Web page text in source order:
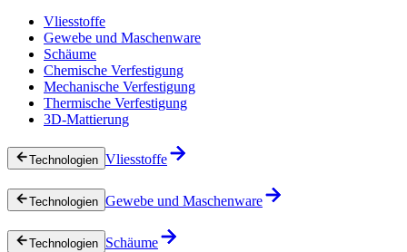
Vliesstoffe
Gewebe und Maschenware
Schäume
Chemische Verfestigung
Mechanische Verfestigung
Thermische Verfestigung
3D-Mattierung
Technologien Vliesstoffe
Technologien Gewebe und Maschenware
Technologien Schäume